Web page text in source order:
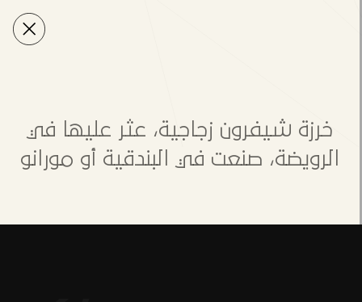
خرزة شيفرون زجاجية، عثر عليها في
الرويضة، صنعت في البندقية أو مورانو